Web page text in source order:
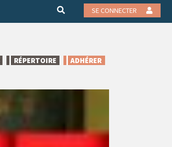
SE CONNECTER
RÉPERTOIRE ADHÉRER